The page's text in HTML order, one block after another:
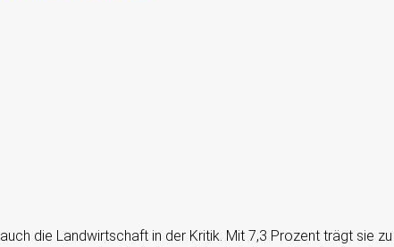
die Landwirtschaft in der Kritik. Mit 7,3 Prozent trägt sie